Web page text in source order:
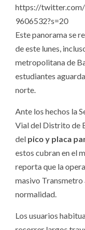
https://
9606532?s=20
Este panorama se
de este lunes,
metropolitana de
estudiantes
norte.
Ante los hechos la
Vial del Distrito de
del pico y placa
estos cubran en el
reporta que la
masivo Transmetro
normalidad.
Los usuarios